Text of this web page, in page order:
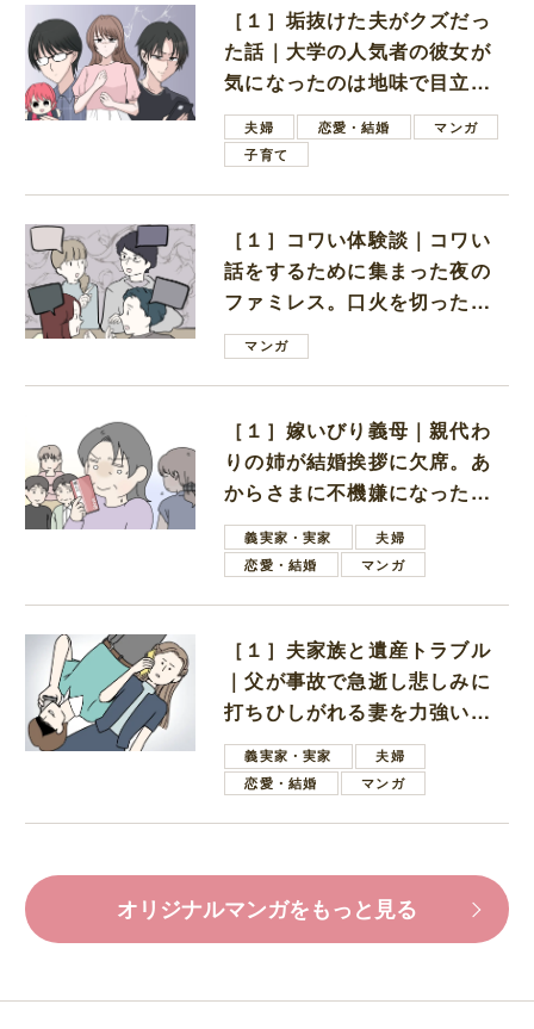
［１］垢抜けた夫がクズだっ
た話｜大学の人気者の彼女が
気になったのは地味で目立た
ない男子学生
夫婦 恋愛・結婚
マンガ
子育て
［１］コワい体験談｜コワい
話をするために集まった夜の
ファミレス。口火を切ったの
は電車好きの男の子ママ
マンガ
［１］嫁いびり義母｜親代わ
りの姉が結婚挨拶に欠席。あ
からさまに不機嫌になった義
母義実家・実家
夫婦
恋愛・結婚
マンガ
［１］夫家族と遺産トラブル
｜父が事故で急逝し悲しみに
打ちひしがれる妻を力強い言
葉で励ます夫
義実家・実家
夫婦
恋愛・結婚
マンガ
オリジナルマンガをもっと見る